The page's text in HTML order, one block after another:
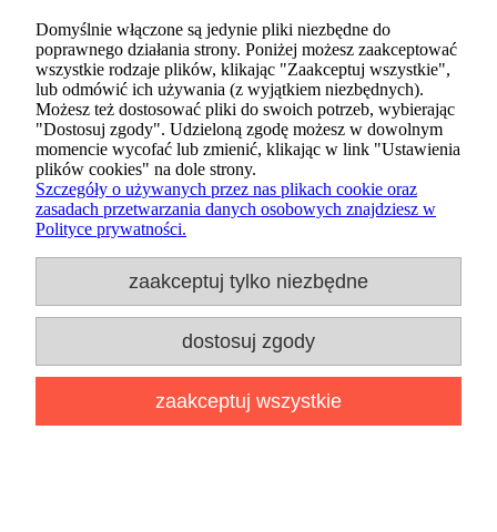
Figurka Funko POP Keychain
Ghost Face 1 losowy Brelok
41,89 zł
dodaj do koszyka
Domyślnie włączone są jedynie pliki niezbędne do
poprawnego działania strony. Poniżej możesz zaakceptować
wszystkie rodzaje plików, klikając "Zaakceptuj wszystkie",
lub odmówić ich używania (z wyjątkiem niezbędnych).
Możesz też dostosować pliki do swoich potrzeb, wybierając
"Dostosuj zgody". Udzieloną zgodę możesz w dowolnym
momencie wycofać lub zmienić, klikając w link "Ustawienia
plików cookies" na dole strony.
Szczegóły o używanych przez nas plikach cookie oraz
zasadach przetwarzania danych osobowych znajdziesz w
Polityce prywatności.
zaakceptuj tylko niezbędne
dostosuj zgody
zaakceptuj wszystkie